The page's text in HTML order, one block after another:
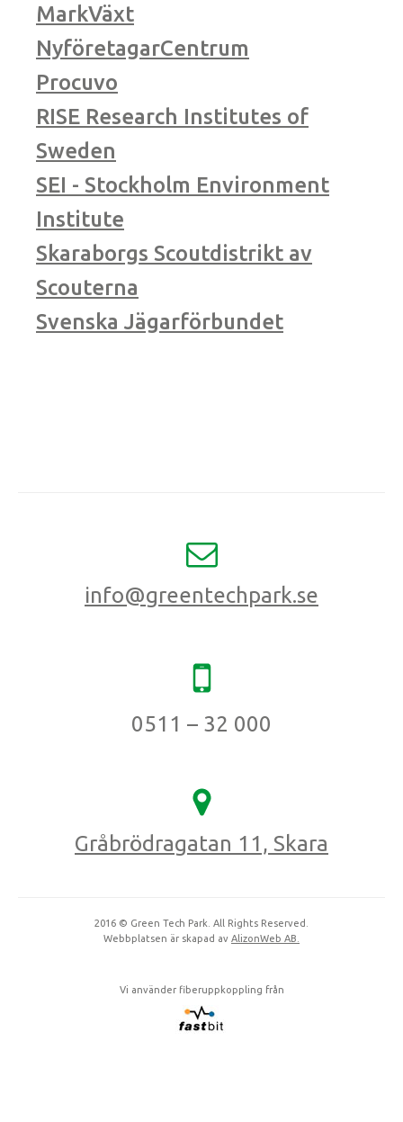
MarkVäxt
NyföretagarCentrum
Procuvo
RISE Research Institutes of
Sweden
SEI - Stockholm Environment
Institute
Skaraborgs Scoutdistrikt av
Scouterna
Svenska Jägarförbundet
info@greentechpark.se
0511 – 32 000
Gråbrödragatan 11, Skara
2016 © Green Tech Park. All Rights Reserved.
Webbplatsen är skapad av AlizonWeb AB.
Vi använder fiberuppkoppling från